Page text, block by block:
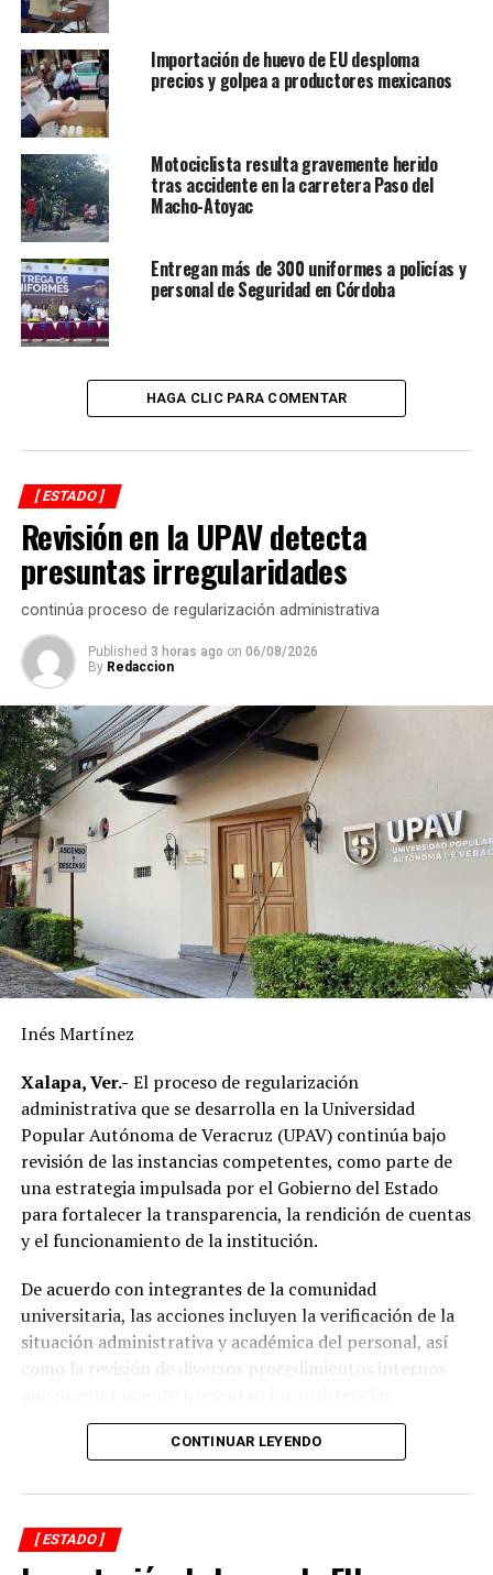
DESPUÉS
Zenyazen reconoce trabajo de Delfina al frente de la
SEP
ANTES
Zenyazen refrenda su compromiso con la educación
Importación de huevo de EU desploma
precios y golpea a productores mexicanos
Motociclista resulta gravemente herido
tras accidente en la carretera Paso del
Macho-Atoyac
Entregan más de 300 uniformes a policías y
personal de Seguridad en Córdoba
HAGA CLIC PARA COMENTAR
[ ESTADO ]
Revisión en la UPAV detecta
presuntas irregularidades
continúa proceso de regularización administrativa
Published 3 horas ago on 06/08/2026
By Redaccion
Inés Martínez
Xalapa, Ver.- El proceso de regularización
administrativa que se desarrolla en la Universidad
Popular Autónoma de Veracruz (UPAV) continúa bajo
revisión de las instancias competentes, como parte de
una estrategia impulsada por el Gobierno del Estado
para fortalecer la transparencia, la rendición de cuentas
y el funcionamiento de la institución.
De acuerdo con integrantes de la comunidad
universitaria, las acciones incluyen la verificación de la
situación administrativa y académica del personal, así
como la revisión de diversos procedimientos internos
Entre los aspectos que son objeto de análisis se
simultáneas en distintos centros de estudio, la
validación de documentación académica de directivos,
adeudos en la entrega de calificaciones, denuncias por
CONTINUAR LEYENDO
[ ESTADO ]